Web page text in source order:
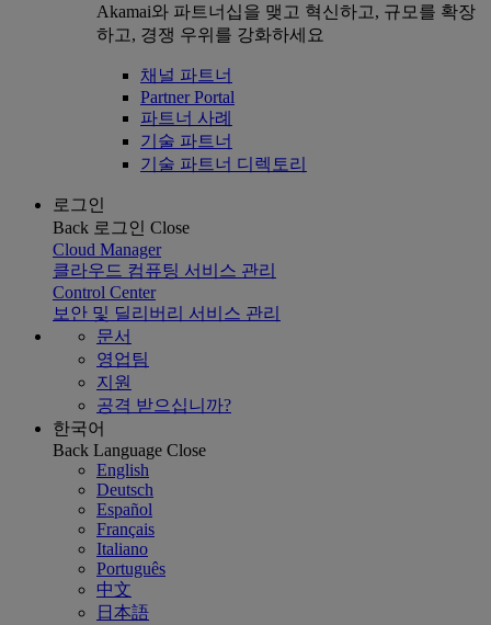
Akamai와 파트너십을 맺고 혁신하고, 규모를 확장
하고, 경쟁 우위를 강화하세요
채널 파트너
Partner Portal
파트너 사례
기술 파트너
기술 파트너 디렉토리
로그인
Back 로그인 Close
Cloud Manager
클라우드 컴퓨팅 서비스 관리
Control Center
보안 및 딜리버리 서비스 관리
문서
영업팀
지원
공격 받으십니까?
한국어
Back Language Close
English
Deutsch
Español
Français
Italiano
Português
中文
日本語